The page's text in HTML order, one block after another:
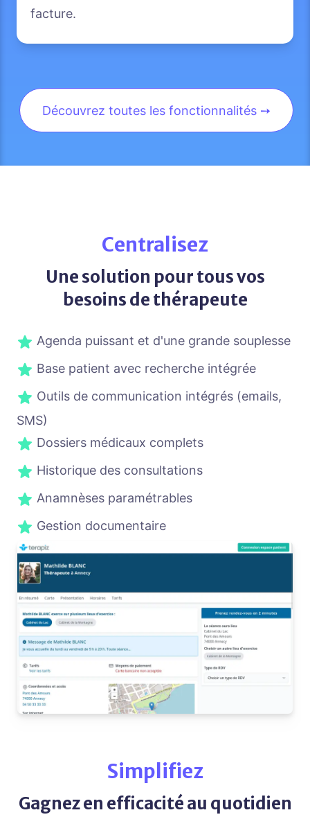
facture.
Découvrez toutes les fonctionnalités ➙
Centralisez
Une solution pour tous vos
besoins de thérapeute
Agenda puissant et d'une grande souplesse
Base patient avec recherche intégrée
Outils de communication intégrés (emails,
SMS)
Dossiers médicaux complets
Historique des consultations
Anamnèses paramétrables
Gestion documentaire
Simplifiez
Gagnez en efficacité au quotidien